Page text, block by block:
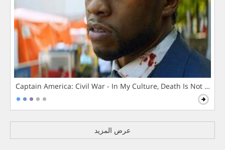
Captain America: Civil War - In My Culture, Death Is Not The
عرض المزيد